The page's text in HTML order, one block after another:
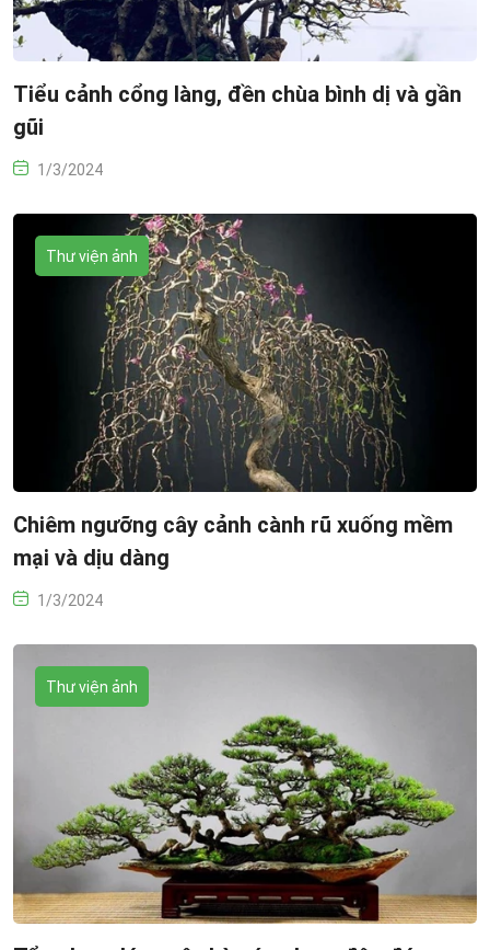
Tiểu cảnh cổng làng, đền chùa bình dị và gần
gũi
1/3/2024
Thư viện ảnh
Chiêm ngưỡng cây cảnh cành rũ xuống mềm
mại và dịu dàng
1/3/2024
Thư viện ảnh